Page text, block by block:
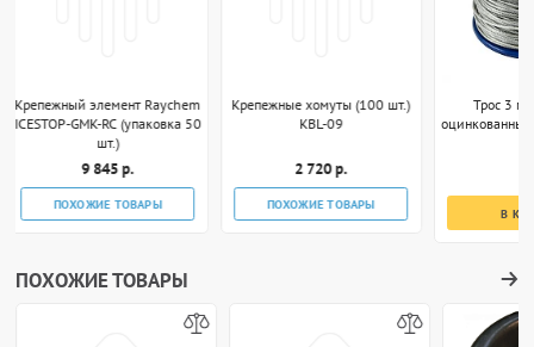
Крепежные хомуты (100 шт.)
KBL-09
2 720 р.
ПОХОЖИЕ ТОВАРЫ
Трос 3 мм стальной
оцинкованный в оплетке ПВХ
30 р.
В КОРЗИНУ
Лента
ПОХОЖИЕ ТОВАРЫ